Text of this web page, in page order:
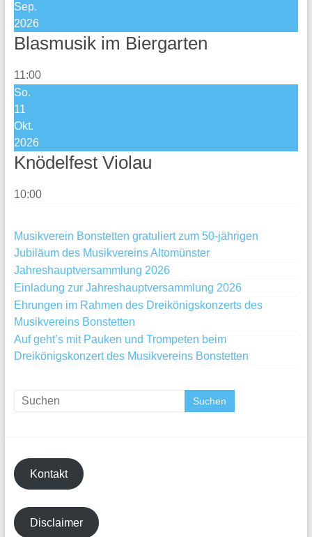
Sep.
2026
Blasmusik im Biergarten
11:00
So.
11
Okt.
2026
Knödelfest Violau
10:00
Musikverein Bonstetten gratuliert zum 50-jährigen
Jubiläum des Musikvereins Altomünster
Jahreshauptversammlung 2026
Einladung zur Jahreshauptversammlung 2026
Ehrungen im Rahmen des Dreikönigskonzerts des
Musikvereins Bonstetten
Auf geht’s mit Pauken und Trompeten beim
Dreikönigskonzert des Musikvereins Bonstetten
Kontakt
Disclaimer